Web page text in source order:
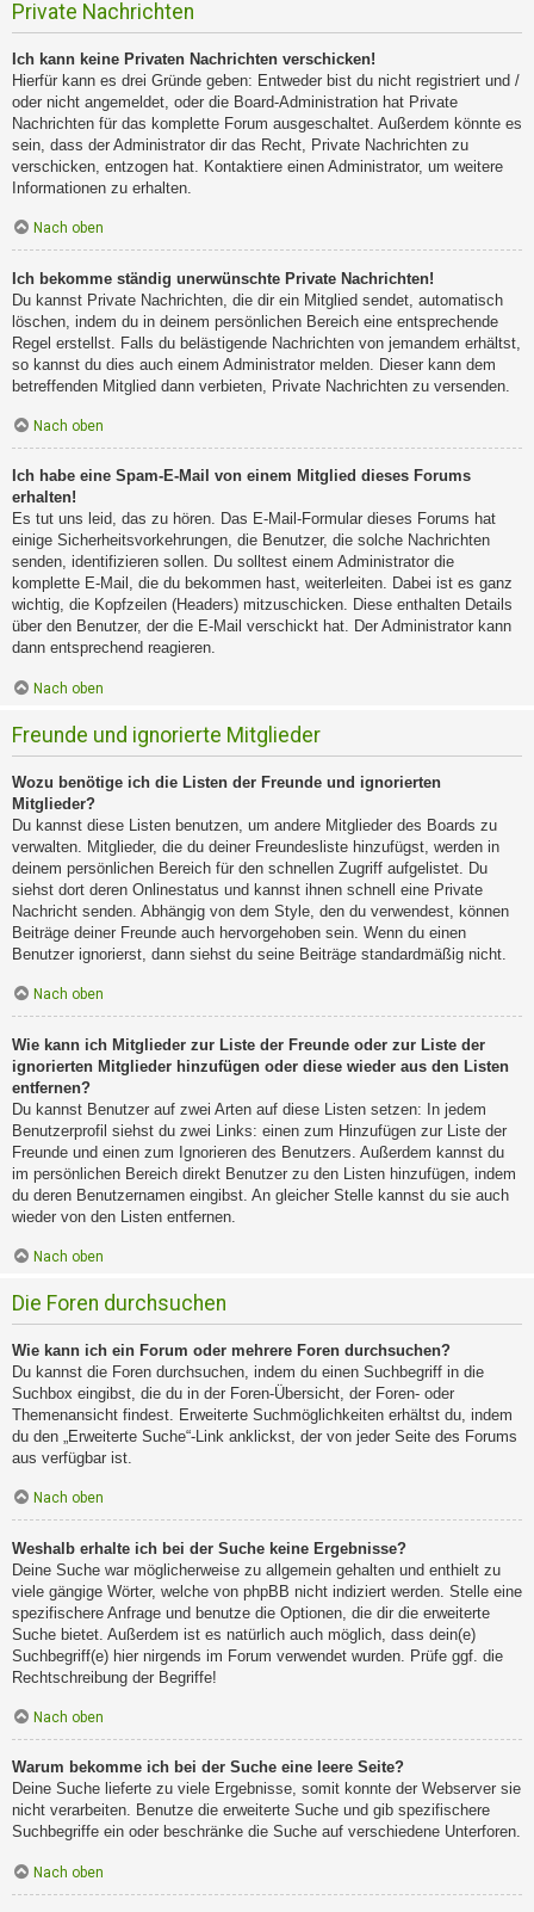
Private Nachrichten
Ich kann keine Privaten Nachrichten verschicken!
Hierfür kann es drei Gründe geben: Entweder bist du nicht registriert und /
oder nicht angemeldet, oder die Board-Administration hat Private
Nachrichten für das komplette Forum ausgeschaltet. Außerdem könnte es
sein, dass der Administrator dir das Recht, Private Nachrichten zu
verschicken, entzogen hat. Kontaktiere einen Administrator, um weitere
Informationen zu erhalten.
Nach oben
Ich bekomme ständig unerwünschte Private Nachrichten!
Du kannst Private Nachrichten, die dir ein Mitglied sendet, automatisch
löschen, indem du in deinem persönlichen Bereich eine entsprechende
Regel erstellst. Falls du belästigende Nachrichten von jemandem erhältst,
so kannst du dies auch einem Administrator melden. Dieser kann dem
betreffenden Mitglied dann verbieten, Private Nachrichten zu versenden.
Nach oben
Ich habe eine Spam-E-Mail von einem Mitglied dieses Forums
erhalten!
Es tut uns leid, das zu hören. Das E-Mail-Formular dieses Forums hat
einige Sicherheitsvorkehrungen, die Benutzer, die solche Nachrichten
senden, identifizieren sollen. Du solltest einem Administrator die
komplette E-Mail, die du bekommen hast, weiterleiten. Dabei ist es ganz
wichtig, die Kopfzeilen (Headers) mitzuschicken. Diese enthalten Details
über den Benutzer, der die E-Mail verschickt hat. Der Administrator kann
dann entsprechend reagieren.
Nach oben
Freunde und ignorierte Mitglieder
Wozu benötige ich die Listen der Freunde und ignorierten
Mitglieder?
Du kannst diese Listen benutzen, um andere Mitglieder des Boards zu
verwalten. Mitglieder, die du deiner Freundesliste hinzufügst, werden in
deinem persönlichen Bereich für den schnellen Zugriff aufgelistet. Du
siehst dort deren Onlinestatus und kannst ihnen schnell eine Private
Nachricht senden. Abhängig von dem Style, den du verwendest, können
Beiträge deiner Freunde auch hervorgehoben sein. Wenn du einen
Benutzer ignorierst, dann siehst du seine Beiträge standardmäßig nicht.
Nach oben
Wie kann ich Mitglieder zur Liste der Freunde oder zur Liste der
ignorierten Mitglieder hinzufügen oder diese wieder aus den Listen
entfernen?
Du kannst Benutzer auf zwei Arten auf diese Listen setzen: In jedem
Benutzerprofil siehst du zwei Links: einen zum Hinzufügen zur Liste der
Freunde und einen zum Ignorieren des Benutzers. Außerdem kannst du
im persönlichen Bereich direkt Benutzer zu den Listen hinzufügen, indem
du deren Benutzernamen eingibst. An gleicher Stelle kannst du sie auch
wieder von den Listen entfernen.
Nach oben
Die Foren durchsuchen
Wie kann ich ein Forum oder mehrere Foren durchsuchen?
Du kannst die Foren durchsuchen, indem du einen Suchbegriff in die
Suchbox eingibst, die du in der Foren-Übersicht, der Foren- oder
Themenansicht findest. Erweiterte Suchmöglichkeiten erhältst du, indem
du den „Erweiterte Suche“-Link anklickst, der von jeder Seite des Forums
aus verfügbar ist.
Nach oben
Weshalb erhalte ich bei der Suche keine Ergebnisse?
Deine Suche war möglicherweise zu allgemein gehalten und enthielt zu
viele gängige Wörter, welche von phpBB nicht indiziert werden. Stelle eine
spezifischere Anfrage und benutze die Optionen, die dir die erweiterte
Suche bietet. Außerdem ist es natürlich auch möglich, dass dein(e)
Suchbegriff(e) hier nirgends im Forum verwendet wurden. Prüfe ggf. die
Rechtschreibung der Begriffe!
Nach oben
Warum bekomme ich bei der Suche eine leere Seite?
Deine Suche lieferte zu viele Ergebnisse, somit konnte der Webserver sie
nicht verarbeiten. Benutze die erweiterte Suche und gib spezifischere
Suchbegriffe ein oder beschränke die Suche auf verschiedene Unterforen.
Nach oben